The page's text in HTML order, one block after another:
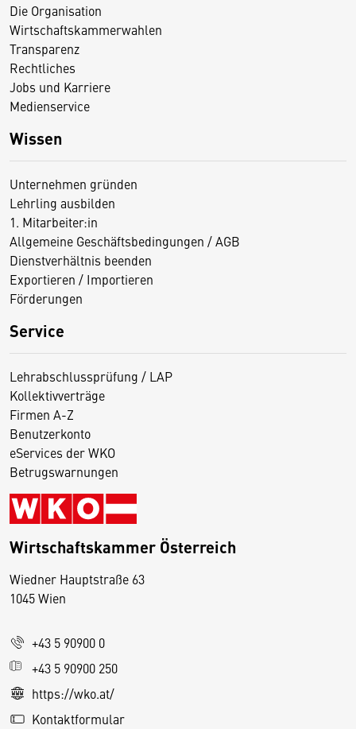
Die Organisation
Wirtschaftskammerwahlen
Transparenz
Rechtliches
Jobs und Karriere
Medienservice
Wissen
Unternehmen gründen
Lehrling ausbilden
1. Mitarbeiter:in
Allgemeine Geschäftsbedingungen / AGB
Dienstverhältnis beenden
Exportieren / Importieren
Förderungen
Service
Lehrabschlussprüfung / LAP
Kollektivverträge
Firmen A-Z
Benutzerkonto
eServices der WKO
Betrugswarnungen
Wirtschaftskammer Österreich
Wiedner Hauptstraße 63
1045 Wien
+43 5 90900 0
+43 5 90900 250
https://wko.at/
Kontaktformular
D
s
e
S
e